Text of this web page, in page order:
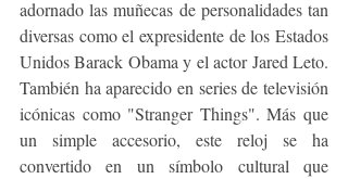
adornado las muñecas de personalidades tan
diversas como el expresidente de los Estados
Unidos Barack Obama y el actor Jared Leto.
También ha aparecido en series de televisión
icónicas como "Stranger Things". Más que
un simple accesorio, este reloj se ha
convertido en un símbolo cultural que